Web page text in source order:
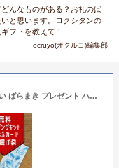
んなものがある？お礼のば
と思います。ロクシタンの
フトを教えて！
ocruyo(オクルヨ)編集部
ハンドクリーム ギフト 5〜30個 まとめ買い ばらまき プレゼント ハンド クリーム ミニ サイズ 大量 ちょっとした お礼 退職 挨拶 産休 職場 お返し 500円以内 女性 かわいい ハンドクリームプレゼント コスメギフト ハンドクリームギフトセット おしゃれ ラッピング